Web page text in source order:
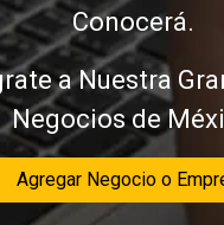
Conocerá.
a Nuestra
Negocios de
Agregar Negocio o